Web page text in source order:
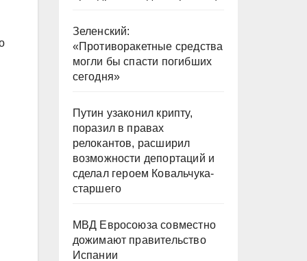
Зеленский:
«Противоракетные средства
могли бы спасти погибших
сегодня»
Путин узаконил крипту,
поразил в правах
релокантов, расширил
возможности депортаций и
сделал героем Ковальчука-
старшего
МВД Евросоюза совместно
дожимают правительство
Испании